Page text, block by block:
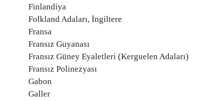
Finlandiya
Folkland Adaları, İngiltere
Fransa
Fransız Guyanası
Fransız Güney Eyaletleri (Kerguelen Adaları)
Fransız Polinezyası
Gabon
Galler